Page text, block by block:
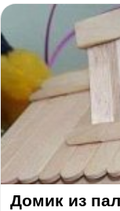
Домик из